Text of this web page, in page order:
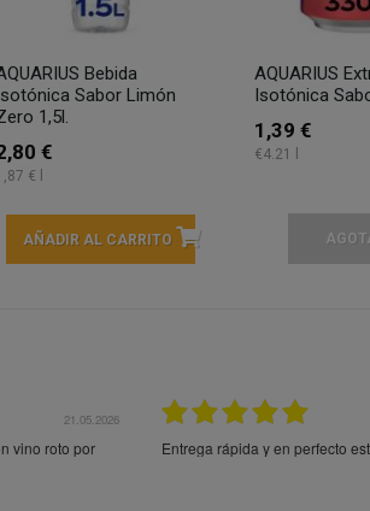
Bebida
Isotónica Sabor Limón
1,5l.
€
€ l
AÑADIR AL CARRITO
AQUARIUS
Isotónica
1,39 €
€4.21 l
21.05.2026
vino roto por
Entrega rápida y en perfecto